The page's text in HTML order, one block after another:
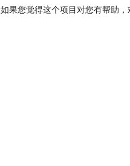
如果您觉得这个项目对您有帮助